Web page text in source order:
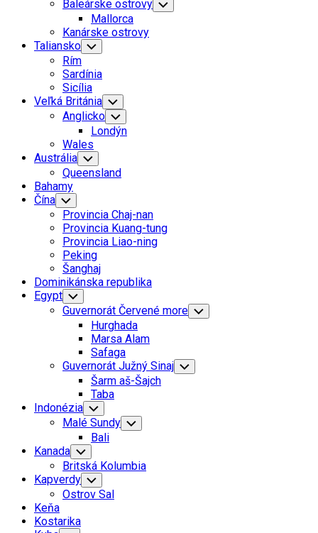
Menu
Baleárske ostrovy Toggle
Child
Mallorca
Kanárske ostrovy
Taliansko Toggle
Child
Menu
Rím
Sardínia
Sicília
Veľká Británia Toggle
Child
Menu
Anglicko Toggle
Child
Menu
Londýn
Wales
Austrália Toggle
Child
Menu
Queensland
Bahamy
Čína Toggle
Child
Menu
Provincia Chaj-nan
Provincia Kuang-tung
Provincia Liao-ning
Peking
Šanghaj
Dominikánska republika
Egypt Toggle
Child
Menu
Guvernorát Červené more Toggle
Child
Hurghada
Marsa Alam
Safaga
Guvernorát Južný Sinaj Toggle
Child
Šarm aš-Šajch
Taba
Indonézia Toggle
Child
Menu
Malé Sundy Toggle
Child
Bali
Kanada Toggle
Child
Menu
Britská Kolumbia
Kapverdy Toggle
Child
Menu
Ostrov Sal
Keňa
Kostarika